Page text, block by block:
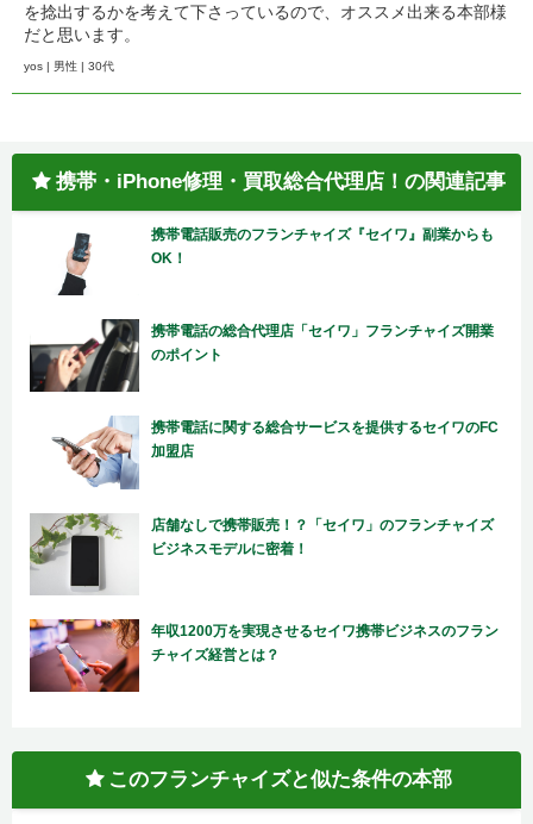
を捻出するかを考えて下さっているので、オススメ出来る本部様
だと思います。
yos | 男性 | 30代
携帯・iPhone修理・買取総合代理店！の関連記事
携帯電話販売のフランチャイズ『セイワ』副業からも
OK！
携帯電話の総合代理店「セイワ」フランチャイズ開業
のポイント
携帯電話に関する総合サービスを提供するセイワのFC
加盟店
店舗なしで携帯販売！？「セイワ」のフランチャイズ
ビジネスモデルに密着！
年収1200万を実現させるセイワ携帯ビジネスのフラン
チャイズ経営とは？
このフランチャイズと似た条件の本部